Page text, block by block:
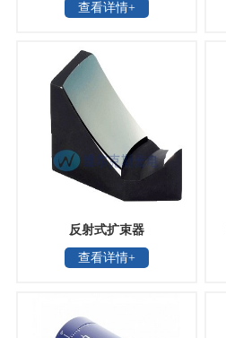
器MEX-V2
查看详情+
反射式扩束器
查看详情+